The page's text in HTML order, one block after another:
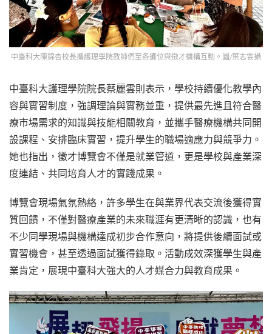
中臺科大陳錦杏校長攜護理學院教師們至各攤位與徵才機構互動。圖/葉志雲攝
中臺科大護理學院院長蔡麗雲則表示，學校持續優化教學內
容與實習制度，強調理論與實務並重，提供最先進且符合醫
療市場需求的知識與技能相關教育，並攜手醫療機構共同開
設課程、安排臨床實習，提升學生的職場適應力與競爭力。
她也指出，徵才博覽會不僅是就業管道，更是學校與產業深
度連結、共同培育人才的實踐成果。
博覽會現場氣氛熱絡，許多學生在與業界代表交流後獲得實
質回饋，不僅對醫療產業的未來職涯有更清晰的認識，也有
不少同學現場與機構達成初步合作意向，將提供後續面試或
實習機會，甚至透過面試獲得錄取。活動成效深獲學生與產
業肯定，展現中臺科大強大的人才媒合力與教育成果。